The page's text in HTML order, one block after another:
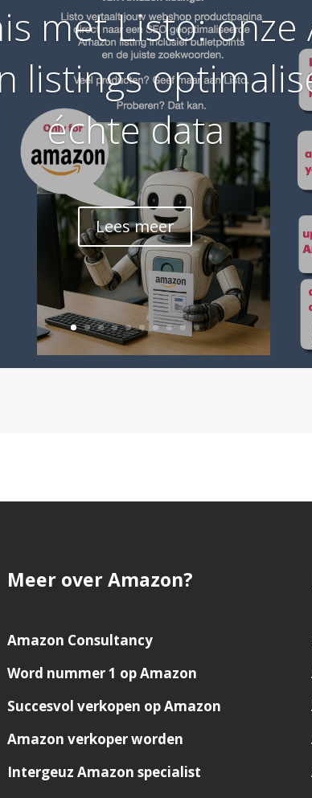
met Listo: onze
listings
échte data
Lees meer
Meer over Amazon?
Amazon Consultancy
Word nummer 1 op Amazon
Succesvol verkopen op Amazon
Amazon verkoper worden
Intergeuz Amazon specialist